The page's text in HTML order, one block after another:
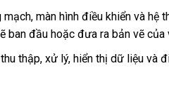
màn hình điều khiển và
ban đầu hoặc đưa ra bản vẽ
thập, xử lý, hiển thị dữ liệu và